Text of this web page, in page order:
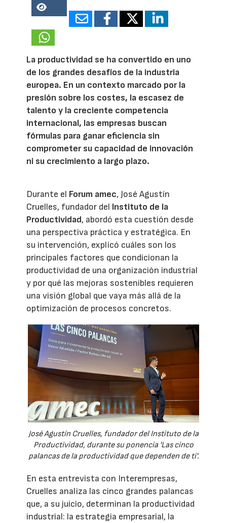
18875
La productividad se ha convertido en uno
de los grandes desafíos de la industria
europea. En un contexto marcado por la
presión sobre los costes, la escasez de
talento y la creciente competencia
internacional, las empresas buscan
fórmulas para ganar eficiencia sin
comprometer su capacidad de innovación
ni su crecimiento a largo plazo.
Durante el Forum amec, José Agustín
Cruelles, fundador del Instituto de la
Productividad, abordó esta cuestión desde
una perspectiva práctica y estratégica. En
su intervención, explicó cuáles son los
principales factores que condicionan la
productividad de una organización industrial
y por qué las mejoras sostenibles requieren
una visión global que vaya más allá de la
optimización de procesos concretos.
José Agustín Cruelles, fundador del Instituto de la
Productividad, durante su ponencia 'Las cinco
palancas de la productividad que dependen de ti'.
En esta entrevista con Interempresas,
Cruelles analiza las cinco grandes palancas
que, a su juicio, determinan la productividad
industrial: la estrategia empresarial, la